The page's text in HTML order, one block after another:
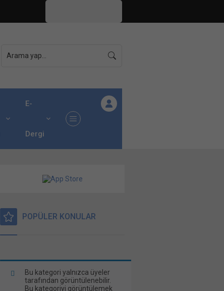
E-
Dergi
POPÜLER KONULAR
Bu kategori yalnızca üyeler
tarafından görüntülenebilir.
Bu kategoriyi görüntülemek